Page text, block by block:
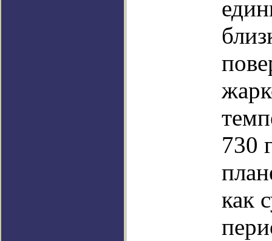
730
как